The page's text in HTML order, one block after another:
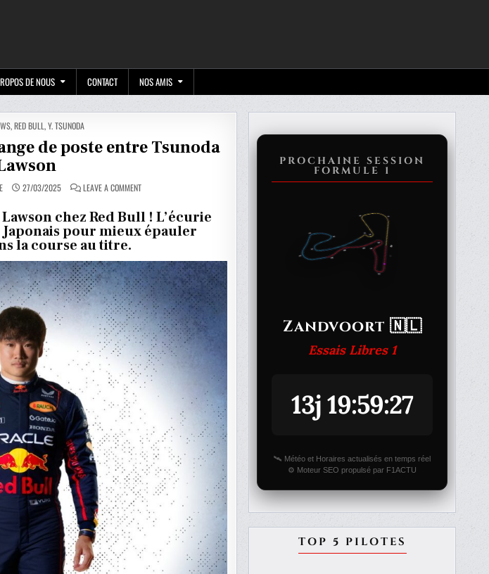
DE NOUS CONTACT NOS AMIS
,RED BULL,Y. TSUNODA
de poste entre Tsunoda
27/03/2025 LEAVE A COMMENTON
CONFIRME
L’ÉCHANGE
DE
POSTE
ET
LAWSON
chez Red Bull ! L’écurie
pour mieux épauler
la course au titre.
PROCHAINE SESSION
FORMULE 1
Zandvoort 🇳🇱
Essais Libres 1
13j 19:59:27
🛰️ Météo et Horaires actualisés en temps réel
⚙️ Moteur SEO propulsé par F1ACTU
TOP 5 PILOTES